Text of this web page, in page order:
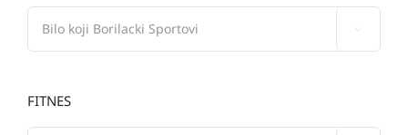
FITNES